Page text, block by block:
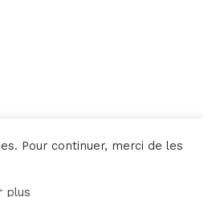
Yata!
Pour continuer, merci de les
plus